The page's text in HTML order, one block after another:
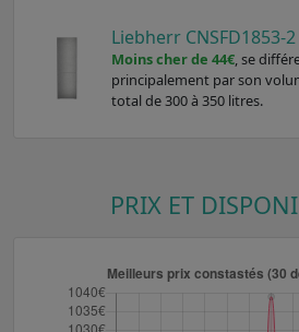
Liebherr CNSFD1853-2
Moins cher de 44€, se
principalement par son
total de 300 à 350 litres.
PRIX ET